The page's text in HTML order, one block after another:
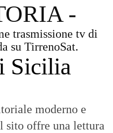
-
trasmissione tv di
su TirrenoSat.
Sicilia
moderno e
sito offre una lettura